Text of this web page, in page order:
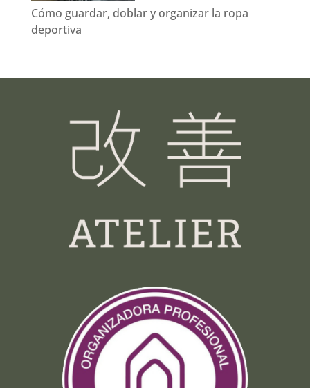
Cómo guardar, doblar y organizar la ropa
deportiva